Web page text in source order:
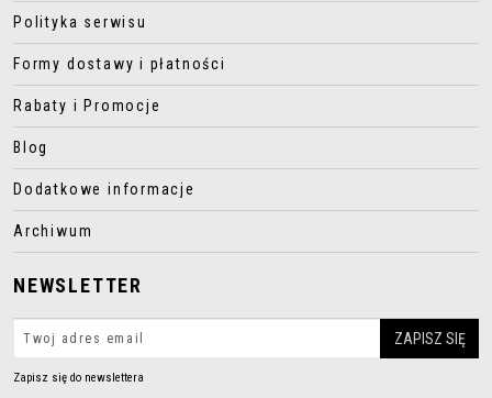
Polityka serwisu
Formy dostawy i płatności
Rabaty i Promocje
Blog
Dodatkowe informacje
Archiwum
NEWSLETTER
Zapisz się do newslettera